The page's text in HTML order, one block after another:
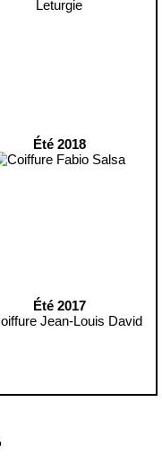
Été 2018
Été 2017